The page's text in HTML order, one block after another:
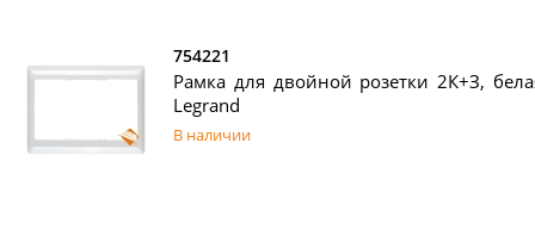
754221
Рамка для двойной розетки 2К+З,
Legrand
В наличии